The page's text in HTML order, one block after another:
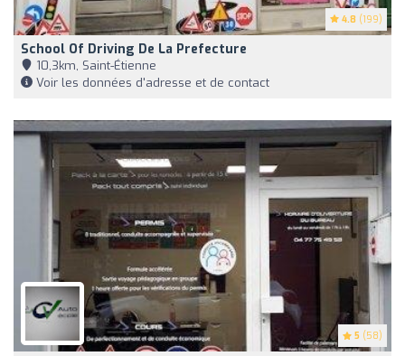
4.8 (199)
School Of Driving De La Prefecture
10,3km, Saint-Étienne
Voir les données d'adresse et de contact
5 (58)